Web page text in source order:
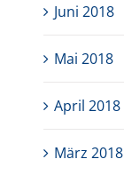
Juni 2018
Mai 2018
April 2018
März 2018